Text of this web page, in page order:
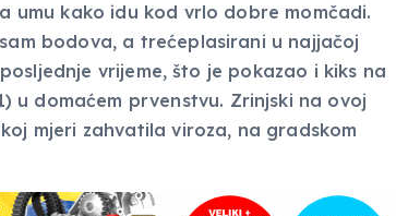
kako idu kod vrlo dobre momčadi.
bodova, a trećeplasirani u najjačoj
vrijeme, što je pokazao i kiks na
u domaćem prvenstvu. Zrinjski na ovoj
mjeri zahvatila viroza, na gradskom